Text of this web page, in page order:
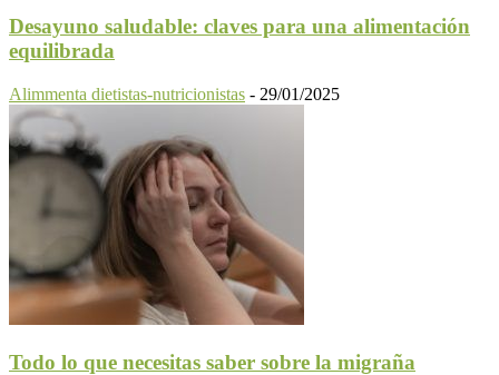
Desayuno saludable: claves para una alimentación
equilibrada
Alimmenta dietistas-nutricionistas - 29/01/2025
Todo lo que necesitas saber sobre la migraña